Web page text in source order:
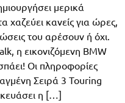
μερικά
χαζεύει κανείς για ώρες,
του αρέσουν ή όχι.
η εικονιζόμενη BMW
Οι πληροφορίες
Σειρά 3 Touring
η […]